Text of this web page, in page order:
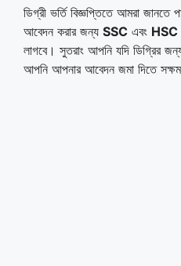
ডিগ্রী ভর্তি বিজ্ঞপ্তিতে আমরা জানতে
আবেদন করার জন্য SSC এবং HSC
লাগবে। সুতরাং আপনি যদি ডিগ্রির
আপনি আপনার আবেদন জমা দিতে